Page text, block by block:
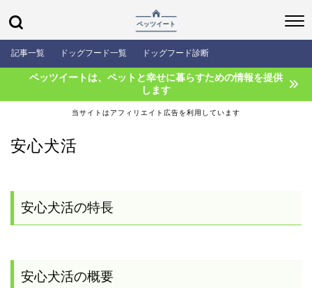
記事一覧 ドッグフード一覧 ドッグフード診断
ペッツイートは、ペットと幸せに暮らすための情報を提供
します
当サイトはアフィリエイト広告を利用しています
安心犬活
安心犬活の特長
安心犬活の概要